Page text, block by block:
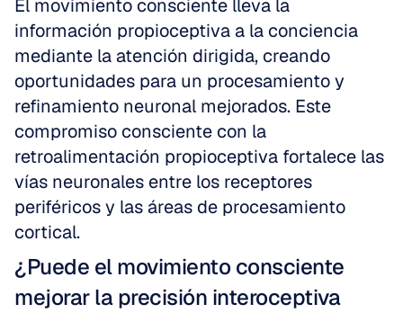
El movimiento consciente lleva la
información propioceptiva a la conciencia
mediante la atención dirigida, creando
oportunidades para un procesamiento y
refinamiento neuronal mejorados. Este
compromiso consciente con la
retroalimentación propioceptiva fortalece las
vías neuronales entre los receptores
periféricos y las áreas de procesamiento
cortical.
¿Puede el movimiento consciente
mejorar la precisión interoceptiva